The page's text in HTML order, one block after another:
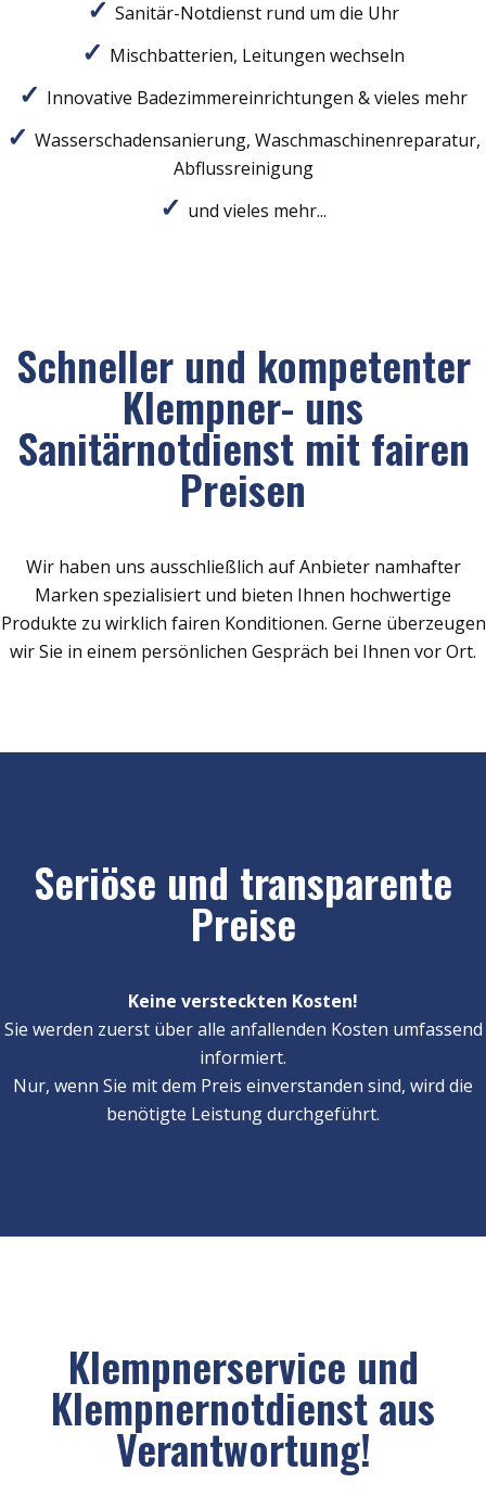
Sanitär-Notdienst rund um die Uhr
Mischbatterien, Leitungen wechseln
Innovative Badezimmereinrichtungen & vieles mehr
Wasserschadensanierung, Waschmaschinenreparatur,
Abflussreinigung
und vieles mehr...
Schneller und kompetenter
Klempner- uns
Sanitärnotdienst mit fairen
Preisen
Wir haben uns ausschließlich auf Anbieter namhafter
Marken spezialisiert und bieten Ihnen hochwertige
Produkte zu wirklich fairen Konditionen. Gerne überzeugen
wir Sie in einem persönlichen Gespräch bei Ihnen vor Ort.
Seriöse und transparente
Preise
Keine versteckten Kosten!
Sie werden zuerst über alle anfallenden Kosten umfassend
informiert.
Nur, wenn Sie mit dem Preis einverstanden sind, wird die
benötigte Leistung durchgeführt.
Klempnerservice und
Klempnernotdienst aus
Verantwortung!